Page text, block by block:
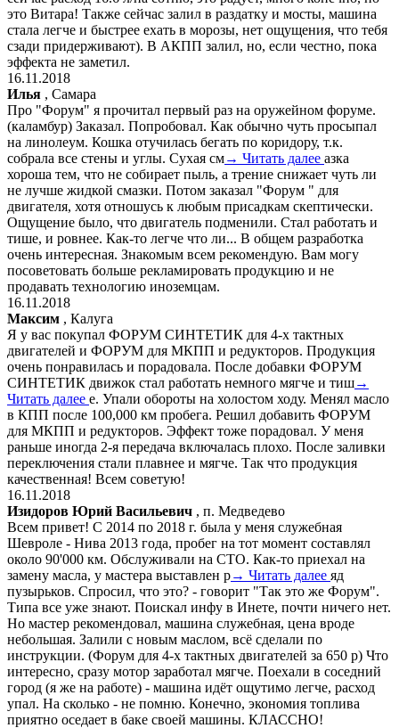
это Витара! Также сейчас залил в раздатку и мосты, машина
стала легче и быстрее ехать в морозы, нет ощущения, что тебя
сзади придерживают). В АКПП залил, но, если честно, пока
эффекта не заметил.
16.11.2018
Илья , Самара
Про "Форум" я прочитал первый раз на оружейном форуме.
(каламбур) Заказал. Попробовал. Как обычно чуть просыпал
на линолеум. Кошка отучилась бегать по коридору, т.к.
собрала все стены и углы. Сухая см→ Читать далее азка
хороша тем, что не собирает пыль, а трение снижает чуть ли
не лучше жидкой смазки. Потом заказал "Форум " для
двигателя, хотя отношусь к любым присадкам скептически.
Ощущение было, что двигатель подменили. Стал работать и
тише, и ровнее. Как-то легче что ли... В общем разработка
очень интересная. Знакомым всем рекомендую. Вам могу
посоветовать больше рекламировать продукцию и не
продавать технологию иноземцам.
16.11.2018
Максим , Калуга
Я у вас покупал ФОРУМ СИНТЕТИК для 4-х тактных
двигателей и ФОРУМ для МКПП и редукторов. Продукция
очень понравилась и порадовала. После добавки ФОРУМ
СИНТЕТИК движок стал работать немного мягче и тиш→
Читать далее е. Упали обороты на холостом ходу. Менял масло
в КПП после 100,000 км пробега. Решил добавить ФОРУМ
для МКПП и редукторов. Эффект тоже порадовал. У меня
раньше иногда 2-я передача включалась плохо. После заливки
переключения стали плавнее и мягче. Так что продукция
качественная! Всем советую!
16.11.2018
Изидоров Юрий Васильевич , п. Медведево
Всем привет! С 2014 по 2018 г. была у меня служебная
Шевроле - Нива 2013 года, пробег на тот момент составлял
около 90'000 км. Обслуживали на СТО. Как-то приехал на
замену масла, у мастера выставлен р→ Читать далее яд
пузырьков. Спросил, что это? - говорит "Так это же Форум".
Типа все уже знают. Поискал инфу в Инете, почти ничего нет.
Но мастер рекомендовал, машина служебная, цена вроде
небольшая. Залили с новым маслом, всё сделали по
инструкции. (Форум для 4-х тактных двигателей за 650 р) Что
интересно, сразу мотор заработал мягче. Поехали в соседний
город (я же на работе) - машина идёт ощутимо легче, расход
упал. На сколько - не помню. Конечно, экономия топлива
приятно оседает в баке своей машины. КЛАССНО!